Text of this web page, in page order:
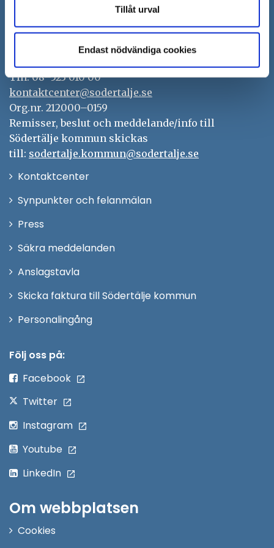
Tillåt urval
Endast nödvändiga cookies
Södertälje kommun
151 89 Södertälje
Tfn: 08–523 010 00
kontaktcenter@sodertalje.se
Org.nr. 212000–0159
Remisser, beslut och meddelande/info till
Södertälje kommun skickas
till: sodertalje.kommun@sodertalje.se
KontaktcenterÖppna
Synpunkter och felanmälan
Press
fönster
Säkra meddelanden
Anslagstavla
Skicka faktura till Södertälje kommun
PersonalingångÖppna
Följ oss på:
Facebook
Twitter
Instagram
Youtube
LinkedIn
Om webbplatsen
Cookies